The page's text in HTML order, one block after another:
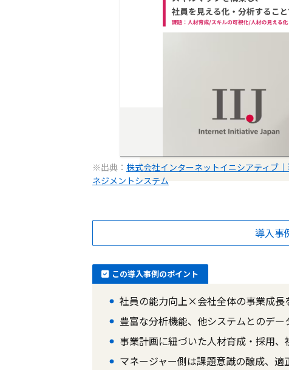
※出典： 株式会社インターネットイニシアティブ
ネジメントシステム
導入事
この導入事例のポイント
社員の能力向上×会社全体の事業成長
豊富な分析機能、他システムとのデ
事業計画に紐づいた人材育成・採用
マネージャー側は課題意識の醸成、